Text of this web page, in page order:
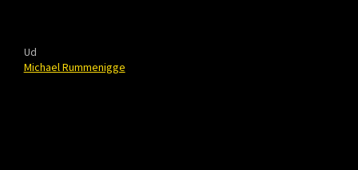
Ud
Michael Rummenigge